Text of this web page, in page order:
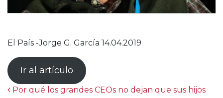
El País -Jorge G. García 14.04.2019
Ir al artículo
Post navigation
Por qué los grandes CEOs no dejan que sus hijos